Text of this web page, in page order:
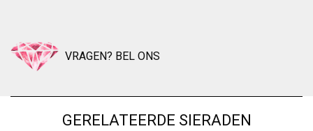
VRAGEN? BEL ONS
GERELATEERDE SIERADEN